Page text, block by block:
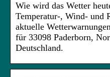
Wie wird das Wetter
Temperatur-, Wind- und
aktuelle
für 33098 Paderborn,
Deutschland.